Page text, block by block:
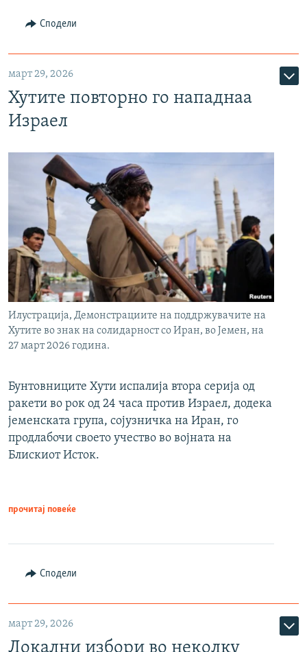
Сподели
март 29, 2026
Хутите повторно го нападнаа
Израел
Илустрација, Демонстрациите на поддржувачите на
Хутите во знак на солидарност со Иран, во Јемен, на
27 март 2026 година.
Бунтовниците Хути испалија втора серија од
ракети во рок од 24 часа против Израел, додека
јеменската група, сојузничка на Иран, го
продлабочи своето учество во војната на
Блискиот Исток.
прочитај повеќе
Сподели
март 29, 2026
Локални избори во неколку